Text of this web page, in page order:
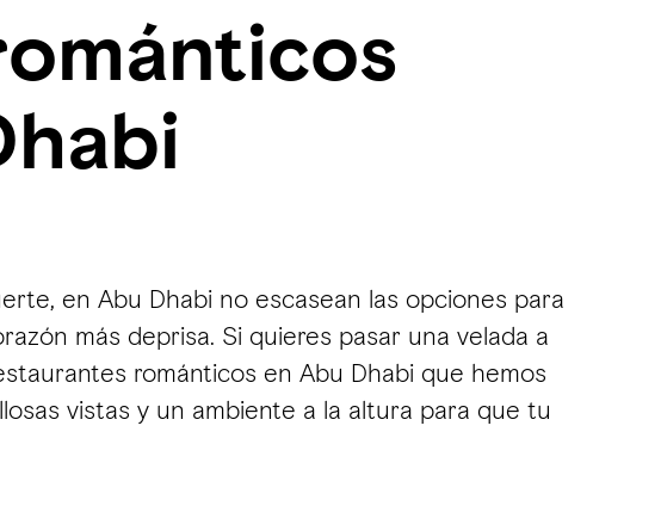
en Abu Dhabi no escasean las opciones para
más deprisa. Si quieres pasar una velada a
románticos en Abu Dhabi que hemos
vistas y un ambiente a la altura para que tu